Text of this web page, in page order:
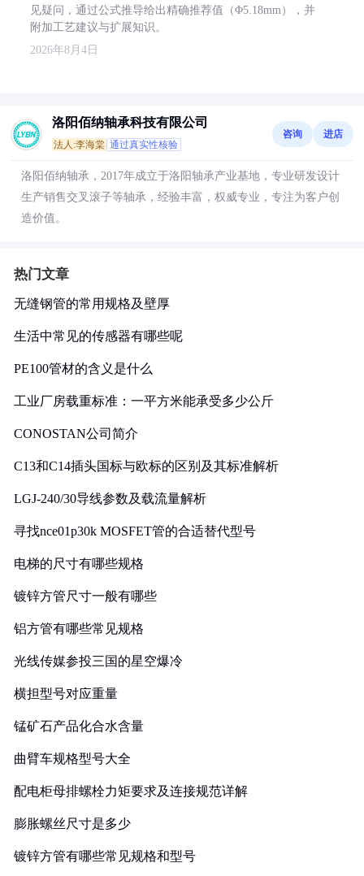
见疑问，通过公式推导给出精确推荐值（Φ5.18mm），并
附加工艺建议与扩展知识。
2026年8月4日
洛阳佰纳轴承科技有限公司
法人:李海棠 通过真实性核验
咨询 进店
洛阳佰纳轴承，2017年成立于洛阳轴承产业基地，专业研发设计
生产销售交叉滚子等轴承，经验丰富，权威专业，专注为客户创
造价值。
热门文章
无缝钢管的常用规格及壁厚
生活中常见的传感器有哪些呢
PE100管材的含义是什么
工业厂房载重标准：一平方米能承受多少公斤
CONOSTAN公司简介
C13和C14插头国标与欧标的区别及其标准解析
LGJ-240/30导线参数及载流量解析
寻找nce01p30k MOSFET管的合适替代型号
电梯的尺寸有哪些规格
镀锌方管尺寸一般有哪些
铝方管有哪些常见规格
光线传媒参投三国的星空爆冷
横担型号对应重量
锰矿石产品化合水含量
曲臂车规格型号大全
配电柜母排螺栓力矩要求及连接规范详解
膨胀螺丝尺寸是多少
镀锌方管有哪些常见规格和型号